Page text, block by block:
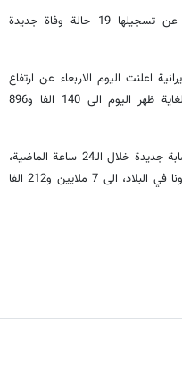
اعلنت وزارة الصحة الايرانية، اليوم الاربعاء عن تسجيلها 19 حالة وفاة جديدة
اعلنت اليوم الاربعاء عن ارتفاع
اجمالي عدد الوفيات بالفيروس في البلاد، لغاية ظهر اليوم الى 140 الفا و896
وأشارت في تقريرها الى تسجيل الفا و607 اصابة جديدة خلال الـ24 ساعة الماضية،
ليرتفع إجمالي الاصابات المؤكدة بفيروس كورونا في البلاد، الى 7 ملايين و212 الفا